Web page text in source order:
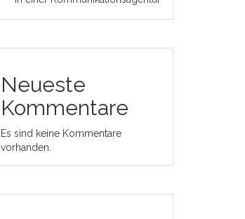
Neueste
Kommentare
Es sind keine Kommentare
vorhanden.